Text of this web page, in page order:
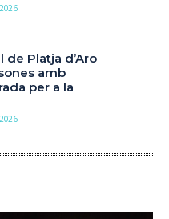
de Platja d’Aro
amb
per a la